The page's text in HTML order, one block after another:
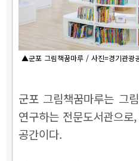
▲군포 그림책꿈마루 / 사진=경기관광
군포 그림책꿈마루는 그
연구하는 전문도서관으
공간이다.